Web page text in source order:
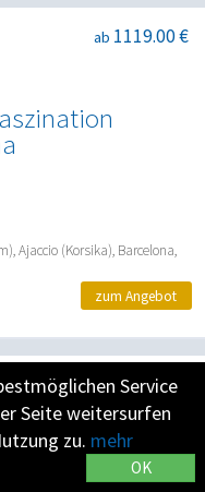
ab 1119.00 €
Ajaccio (Korsika), Barcelona,
zum Angebot
ab1020.00 €
Service
Seite weitersurfen
zu. mehr
OK